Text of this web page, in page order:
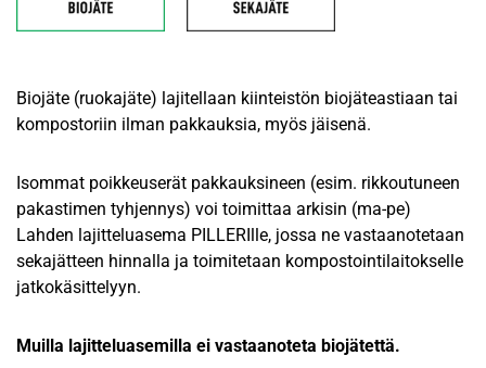
Biojäte (ruokajäte) lajitellaan kiinteistön biojäteastiaan tai
kompostoriin ilman pakkauksia, myös jäisenä.
Isommat poikkeuserät pakkauksineen (esim. rikkoutuneen
pakastimen tyhjennys) voi toimittaa arkisin (ma-pe)
Lahden lajitteluasema PILLERIlle, jossa ne vastaanotetaan
sekajätteen hinnalla ja toimitetaan kompostointilaitokselle
jatkokäsittelyyn.
Muilla lajitteluasemilla ei vastaanoteta biojätettä.